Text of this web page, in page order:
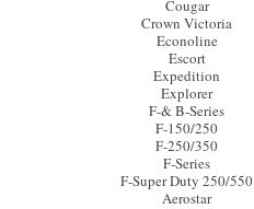
Cougar
Crown Victoria
Econoline
Escort
Expedition
Explorer
F-& B-Series
F-150/250
F-250/350
F-Series
F-Super Duty 250/550
Aerostar